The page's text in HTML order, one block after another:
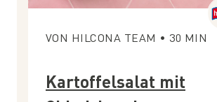
VON HILCONA TEAM • 30 MIN
Kartoffelsalat mit